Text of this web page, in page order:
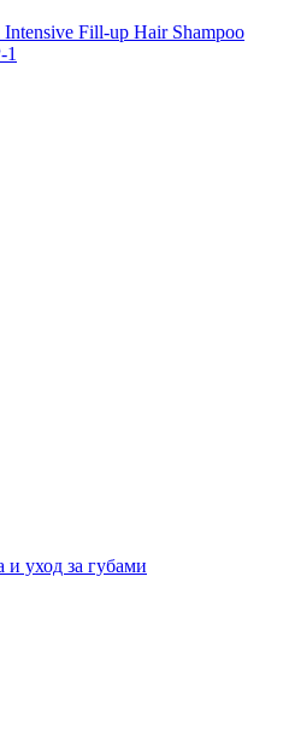
Fill-up Hair Shampoo
1
и уход за губами